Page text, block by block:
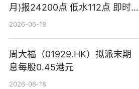
月)报24200点 低水112点 即时
焦点
2026-06-18
周大福（01929.HK）拟派末期
息每股0.45港元
2026-06-18